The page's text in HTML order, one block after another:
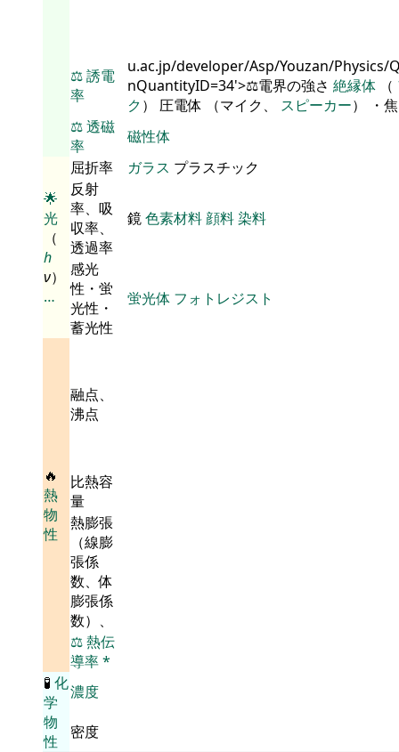
⚖️誘電
率
u.ac.jp/developer/Asp/Youzan/Physics/
nQuantityID=34'>⚖️電界の強さ 絶縁体 （
ク） 圧電体 （マイク、 スピーカー） ・
⚖️透磁
率
磁性体
🌟
光
（
h
ν）
…
屈折率 ガラス プラスチック
反射
率、吸
収率、
透過率
鏡色素材料 顔料染料
感光
性・蛍
光性・
蓄光性
蛍光体 フォトレジスト
🔥
熱
物
性
融点、
沸点
比熱容
量
熱膨張
（線膨
張係
数、体
膨張係
数）、
⚖️熱伝
導率*
🧪 化
学
物
性
濃度
密度